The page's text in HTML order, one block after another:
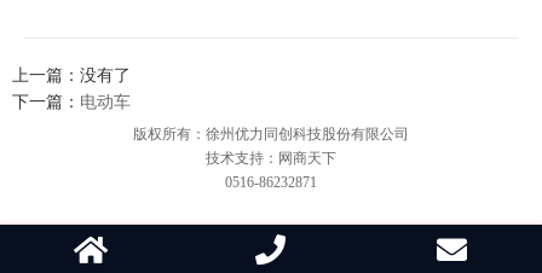
上一篇：没有了
下一篇： 电动车
版权所有：徐州优力同创科技股份有限公司
技术支持：网商天下
0516-86232871